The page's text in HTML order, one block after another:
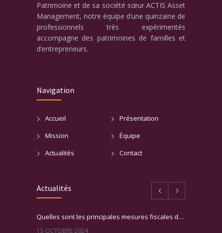
Patrimoine et de sa société sœur ACTIS Asset
Management, notre équipe d’une quinzaine de
professionnels très expérimentés
accompagne des patrimoines de familles et
d’entrepreneurs.
Navigation
Accueil
Présentation
Mission
Équipe
Actualités
Contact
Actualités
Quelles sont les principales mesures fiscales du PLF 2025 ?
15 OCTOBRE 2024